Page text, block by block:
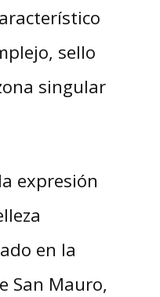
sello
singular
expresión
en la
San Mauro,